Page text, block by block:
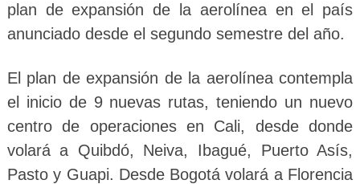
plan de expansión de la aerolínea en el país
anunciado desde el segundo semestre del año.
El plan de expansión de la aerolínea contempla
el inicio de 9 nuevas rutas, teniendo un nuevo
centro de operaciones en Cali, desde donde
volará a Quibdó, Neiva, Ibagué, Puerto Asís,
Pasto y Guapi. Desde Bogotá volará a Florencia